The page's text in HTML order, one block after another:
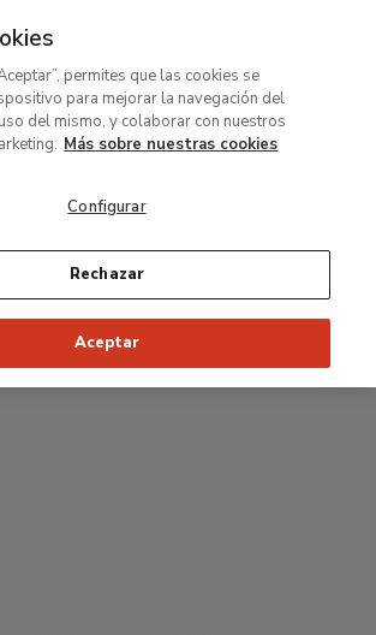
Ruta
de
#Thyssenmultimedia
Conferencia
Saenredam
Jean-Marc Bustamante
permites que las cookies se
para mejorar la navegación del
del mismo, y colaborar con nuestros
Más sobre nuestras cookies
Configurar
Rechazar
Aceptar